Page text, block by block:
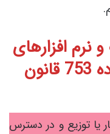
نرم افزارهای
ماده 753 قانون
یا توزیع و در دسترس